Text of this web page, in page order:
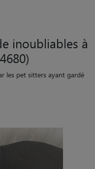
inoubliables à
les pet sitters ayant gardé